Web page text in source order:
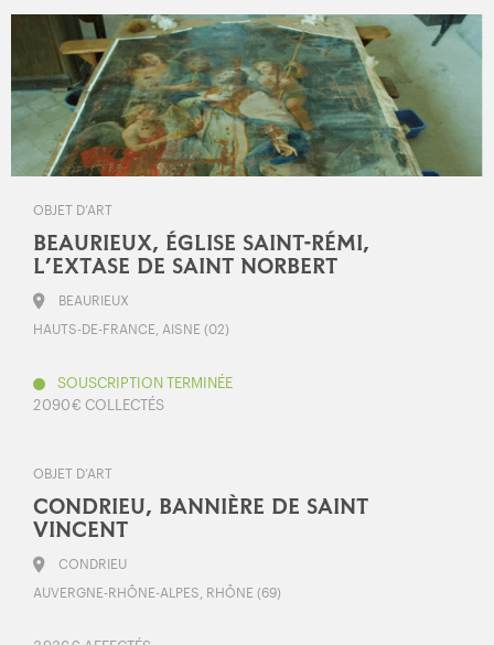
OBJET D’ART
BEAURIEUX, ÉGLISE SAINT-RÉMI,
L’EXTASE DE SAINT NORBERT
BEAURIEUX
HAUTS-DE-FRANCE, AISNE (02)
SOUSCRIPTION TERMINÉE
2 090 € COLLECTÉS
OBJET D’ART
CONDRIEU, BANNIÈRE DE SAINT
VINCENT
CONDRIEU
AUVERGNE-RHÔNE-ALPES, RHÔNE (69)